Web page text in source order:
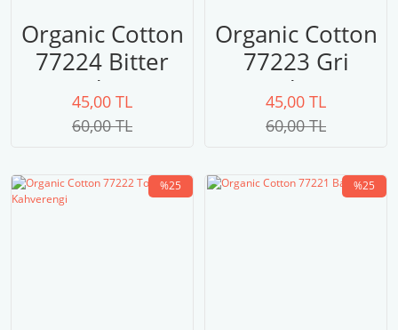
Organic Cotton
77224 Bitter
Kahve
45,00 TL
60,00 TL
Organic Cotton
77223 Gri
Kahve
45,00 TL
60,00 TL
%25 %25